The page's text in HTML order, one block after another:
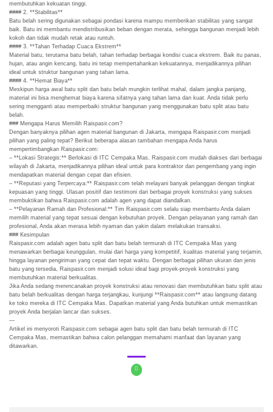
membutuhkan kekuatan tinggi.
#### 2. **Stabilitas**
Batu belah sering digunakan sebagai pondasi karena mampu memberikan stabilitas yang sangat
baik. Batu ini membantu mendistribusikan beban dengan merata, sehingga bangunan menjadi lebih
kokoh dan tidak mudah retak atau runtuh.
#### 3. **Tahan Terhadap Cuaca Ekstrem**
Material batu, terutama batu belah, tahan terhadap berbagai kondisi cuaca ekstrem. Baik itu panas,
hujan, atau angin kencang, batu ini tetap mempertahankan kekuatannya, menjadikannya pilihan
ideal untuk struktur bangunan yang tahan lama.
#### 4. **Hemat Biaya**
Meskipun harga awal batu split dan batu belah mungkin terlihat mahal, dalam jangka panjang,
material ini bisa menghemat biaya karena sifatnya yang tahan lama dan kuat. Anda tidak perlu
sering mengganti atau memperbaiki struktur bangunan yang menggunakan batu split atau batu
belah.
### Mengapa Harus Memilih Raispasir.com?
Dengan banyaknya pilihan agen material bangunan di Jakarta, mengapa Raispasir.com menjadi
pilihan yang paling tepat? Berikut beberapa alasan tambahan mengapa Anda harus
mempertimbangkan Raispasir.com:
– **Lokasi Strategis:** Berlokasi di ITC Cempaka Mas, Raispasir.com mudah diakses dari berbagai
wilayah di Jakarta, menjadikannya pilihan ideal untuk para kontraktor dan pengembang yang ingin
mendapatkan material dengan cepat dan efisien.
– **Reputasi yang Terpercaya:** Raispasir.com telah melayani banyak pelanggan dengan tingkat
kepuasan yang tinggi. Ulasan positif dan testimoni dari berbagai proyek konstruksi yang sukses
membuktikan bahwa Raispasir.com adalah agen yang dapat diandalkan.
– **Pelayanan Ramah dan Profesional:** Tim Raispasir.com selalu siap membantu Anda dalam
memilih material yang tepat sesuai dengan kebutuhan proyek. Dengan pelayanan yang ramah dan
profesional, Anda akan merasa lebih nyaman dan yakin dalam melakukan transaksi.
### Kesimpulan
Raispasir.com adalah agen batu split dan batu belah termurah di ITC Cempaka Mas yang
menawarkan berbagai keunggulan, mulai dari harga yang kompetitif, kualitas material yang terjamin,
hingga layanan pengiriman yang cepat dan tepat waktu. Dengan berbagai pilihan ukuran dan jenis
batu yang tersedia, Raispasir.com menjadi solusi ideal bagi proyek-proyek konstruksi yang
membutuhkan material berkualitas.
Jika Anda sedang merencanakan proyek konstruksi atau renovasi dan membutuhkan batu split atau
batu belah berkualitas dengan harga terjangkau, kunjungi **Raispasir.com** atau langsung datang
ke toko mereka di ITC Cempaka Mas. Dapatkan material yang Anda butuhkan untuk memastikan
proyek Anda berjalan lancar dan sukses.
—
Artikel ini menyoroti Raispasir.com sebagai agen batu split dan batu belah termurah di ITC
Cempaka Mas, memastikan bahwa calon pelanggan memahami manfaat dan layanan yang
ditawarkan.